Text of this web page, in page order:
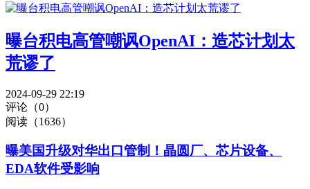
曝台积电高管嘲讽OpenAI：造芯计划太
荒谬了
2024-09-29 22:19
评论（0）
阅读（1636）
曝美国升级对华出口管制！晶圆厂、芯片设备、
EDA软件受影响